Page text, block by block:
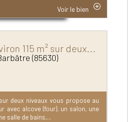
Voir le bien
115 m² sur deux...
(85630)
deux niveaux vous propose au
avec alcove (four), un salon, une
salle de bains,...